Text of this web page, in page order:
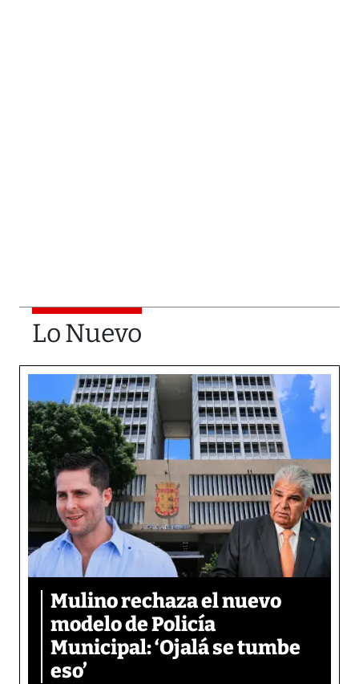
Lo Nuevo
Mulino rechaza el nuevo
modelo de Policía
Municipal: ‘Ojalá se tumbe
eso’